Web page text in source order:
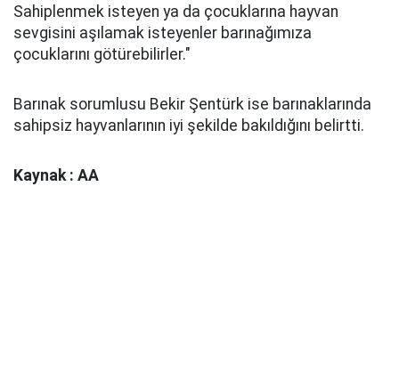
Sahiplenmek isteyen ya da çocuklarına hayvan
sevgisini aşılamak isteyenler barınağımıza
çocuklarını götürebilirler."
Barınak sorumlusu Bekir Şentürk ise barınaklarında
sahipsiz hayvanlarının iyi şekilde bakıldığını belirtti.
Kaynak : AA